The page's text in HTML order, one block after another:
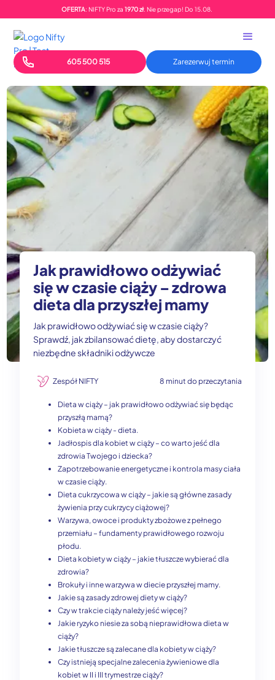
OFERTA: NIFTY Pro za 1970 zł. Nie przegap! Do 15.08.
605 500 515 Zarezerwuj termin
Jak prawidłowo odżywiać
się w czasie ciąży – zdrowa
dieta dla przyszłej mamy
Jak prawidłowo odżywiać się w czasie ciąży?
Sprawdź, jak zbilansować dietę, aby dostarczyć
niezbędne składniki odżywcze
Zespół NIFTY 8 minut do przeczytania
Dieta w ciąży – jak prawidłowo odżywiać się będąc
przyszłą mamą?
Kobieta w ciąży - dieta.
Jadłospis dla kobiet w ciąży – co warto jeść dla
zdrowia Twojego i dziecka?
Zapotrzebowanie energetyczne i kontrola masy ciała
w czasie ciąży.
Dieta cukrzycowa w ciąży – jakie są główne zasady
żywienia przy cukrzycy ciążowej?
Warzywa, owoce i produkty zbożowe z pełnego
przemiału – fundamenty prawidłowego rozwoju
płodu.
Dieta kobiety w ciąży – jakie tłuszcze wybierać dla
zdrowia?
Brokuły i inne warzywa w diecie przyszłej mamy.
Jakie są zasady zdrowej diety w ciąży?
Czy w trakcie ciąży należy jeść więcej?
Jakie ryzyko niesie za sobą nieprawidłowa dieta w
ciąży?
Jakie tłuszcze są zalecane dla kobiety w ciąży?
Czy istnieją specjalne zalecenia żywieniowe dla
kobiet w II i III trymestrze ciąży?